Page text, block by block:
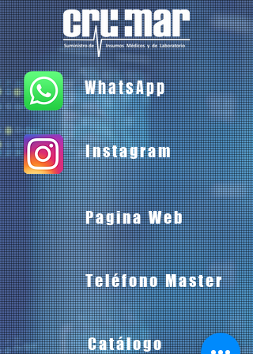
WhatsApp
Instagram
Pagina Web
Teléfono Master
Catálogo